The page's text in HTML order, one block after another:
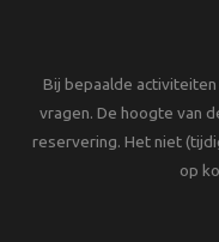
Bij bepaalde
vragen. De hoogte van
reservering. Het niet
op